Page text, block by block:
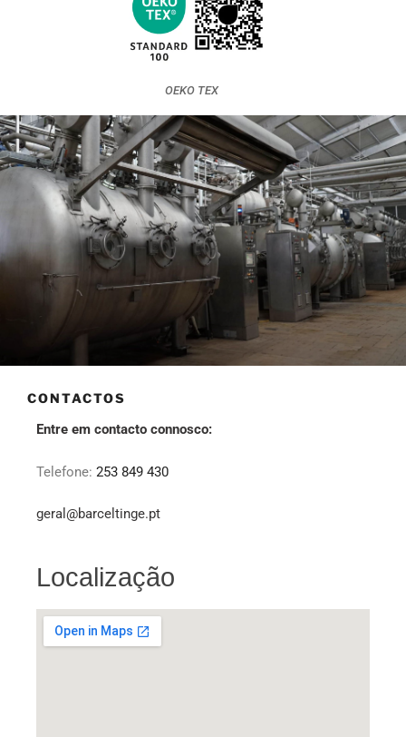
OEKO TEX
CONTACTOS
Entre em contacto connosco:
Telefone: 253 849 430
geral@barceltinge.pt
Localização